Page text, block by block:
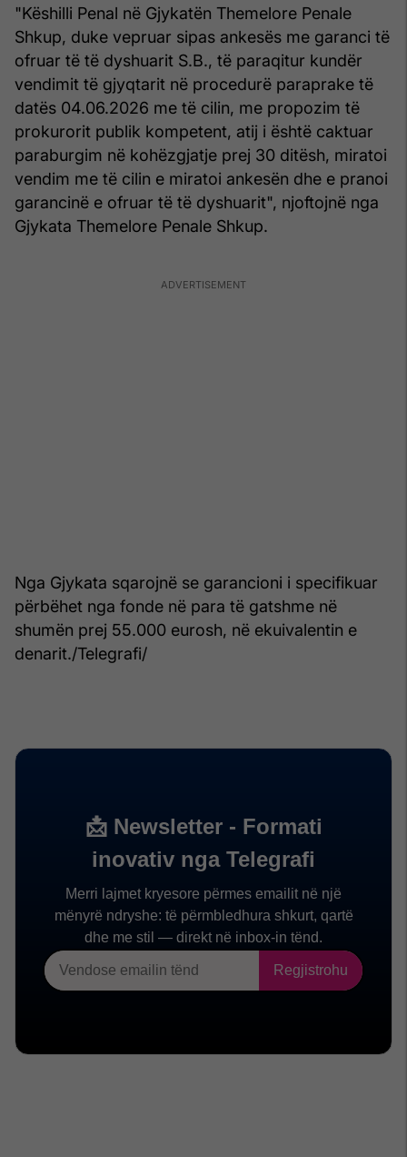
"Këshilli Penal në Gjykatën Themelore Penale
Shkup, duke vepruar sipas ankesës me garanci të
ofruar të të dyshuarit S.B., të paraqitur kundër
vendimit të gjyqtarit në procedurë paraprake të
datës 04.06.2026 me të cilin, me propozim të
prokurorit publik kompetent, atij i është caktuar
paraburgim në kohëzgjatje prej 30 ditësh, miratoi
vendim me të cilin e miratoi ankesën dhe e pranoi
garancinë e ofruar të të dyshuarit", njoftojnë nga
Gjykata Themelore Penale Shkup.
Nga Gjykata sqarojnë se garancioni i specifikuar
përbëhet nga fonde në para të gatshme në
shumën prej 55.000 eurosh, në ekuivalentin e
denarit./Telegrafi/